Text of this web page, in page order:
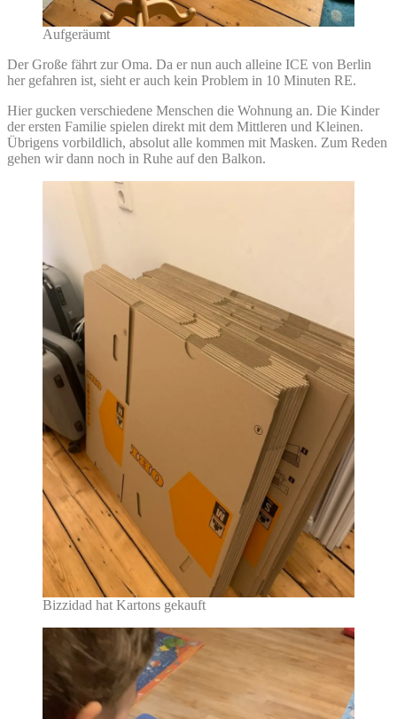
Aufgeräumt
Der Große fährt zur Oma. Da er nun auch alleine ICE von Berlin
her gefahren ist, sieht er auch kein Problem in 10 Minuten RE.
Hier gucken verschiedene Menschen die Wohnung an. Die Kinder
der ersten Familie spielen direkt mit dem Mittleren und Kleinen.
Übrigens vorbildlich, absolut alle kommen mit Masken. Zum Reden
gehen wir dann noch in Ruhe auf den Balkon.
Bizzidad hat Kartons gekauft